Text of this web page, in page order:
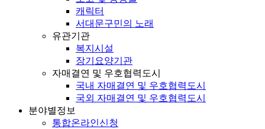
캐릭터
서대문구민의 노래
유관기관
복지시설
장기요양기관
자매결연 및 우호협력도시
국내 자매결연 및 우호협력도시
국외 자매결연 및 우호협력도시
분야별정보
통합온라인신청